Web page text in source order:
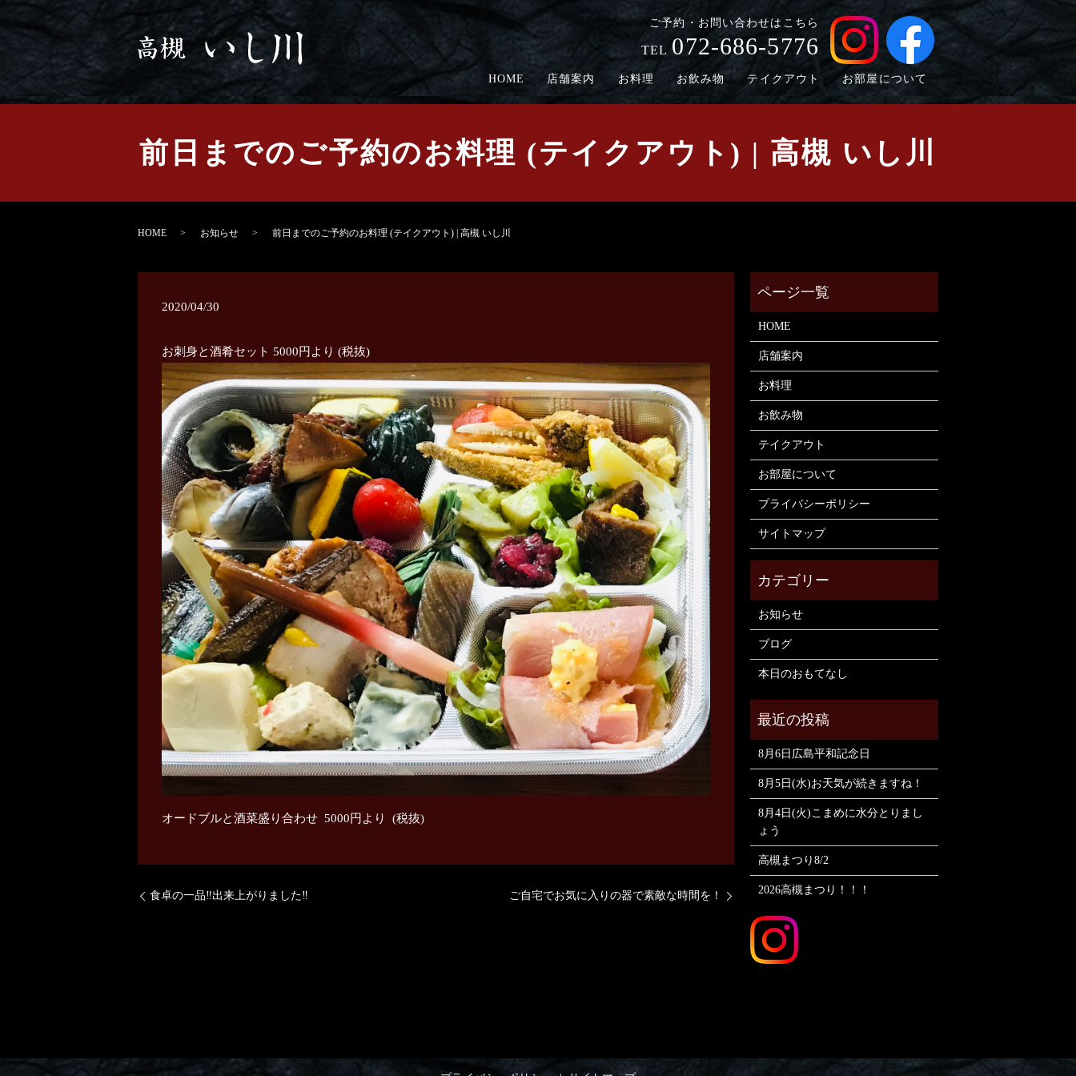
ご予約・お問い合わせはこちら
TEL 072-686-5776
HOME 店舗案内 お料理 お飲み物 テイクアウト お部屋について
前日までのご予約のお料理 (テイクアウト) | 高槻 いし川
HOME お知らせ 前日までのご予約のお料理 (テイクアウト) | 高槻 いし川
2020/04/30
お刺身と酒肴セット 5000円より (税抜)
オードブルと酒菜盛り合わせ 5000円より (税抜)
食卓の一品‼️出来上がりました‼️ ご自宅でお気に入りの器で素敵な時間を！
HOME
店舗案内
お料理
お飲み物
テイクアウト
お部屋について
プライバシーポリシー
サイトマップ
お知らせ
ブログ
本日のおもてなし
8月6日広島平和記念日
8月5日(水)お天気が続きますね！
8月4日(火)こまめに水分とりまし
ょう
高槻まつり8/2
2026高槻まつり！！！